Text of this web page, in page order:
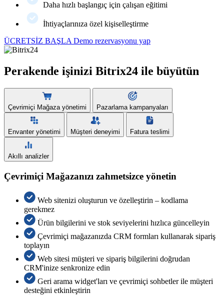
Daha hızlı başlangıç için çalışan eğitimi
İhtiyaçlarınıza özel kişiselleştirme
ÜCRETSİZ BAŞLA Demo rezervasyonu yap
Perakende işinizi Bitrix24 ile büyütün
Çevrimiçi Mağaza yönetimi Pazarlama kampanyaları
Envanter yönetimi Müşteri deneyimi Fatura teslimi
Akıllı analizler
Çevrimiçi Mağazanızı zahmetsizce yönetin
Web sitenizi oluşturun ve özelleştirin – kodlama
gerekmez
Ürün bilgilerini ve stok seviyelerini hızlıca güncelleyin
Çevrimiçi mağazanızda CRM formları kullanarak sipariş
toplayın
Web sitesi müşteri ve sipariş bilgilerini doğrudan
CRM'inize senkronize edin
Geri arama widget'ları ve çevrimiçi sohbetler ile müşteri
desteğini etkinleştirin